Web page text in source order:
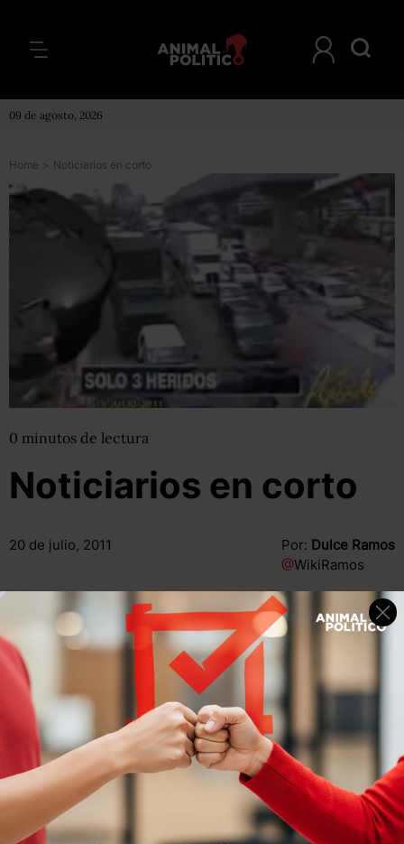
09 de agosto, 2026
Home > Noticiarios en corto
0 minutos de lectura
Noticiarios en corto
20 de julio, 2011 Por: Dulce Ramos
@WikiRamos
Compartir Leer después
Compartir